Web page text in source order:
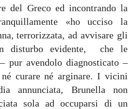
del Greco ed incontrando la
«ho ucciso la
terrorizzata, ad avvisare gli
disturbo evidente, che le
pur avendolo diagnosticato –
né curare né arginare. I vicini
annunciata, Brunella non
sola ad occuparsi di un